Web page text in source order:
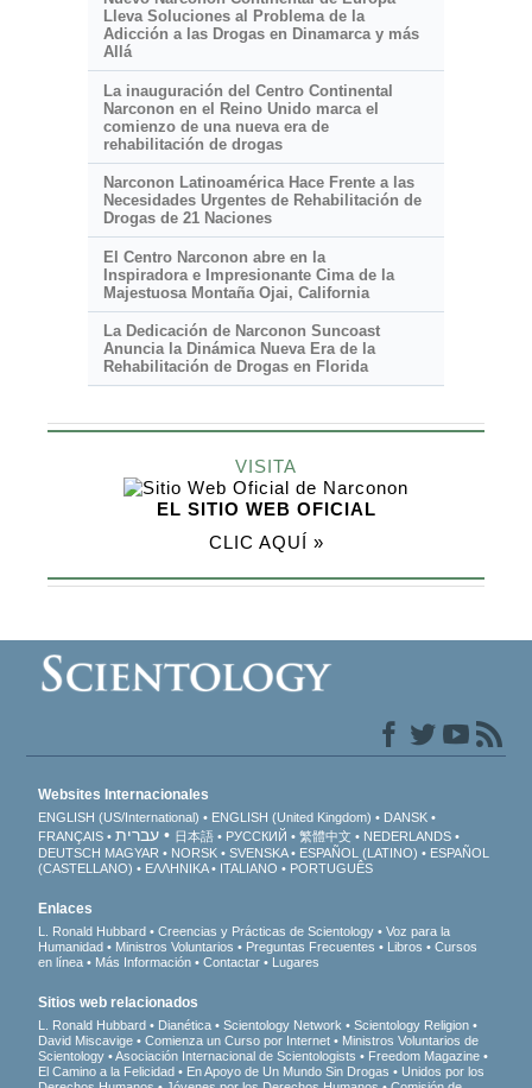
Lleva Soluciones al Problema de la
Adicción a las Drogas en Dinamarca y más
Allá
La inauguración del Centro Continental
Narconon en el Reino Unido marca el
comienzo de una nueva era de
rehabilitación de drogas
Narconon Latinoamérica Hace Frente a las
Necesidades Urgentes de Rehabilitación de
Drogas de 21 Naciones
El Centro Narconon abre en la
Inspiradora e ImpresionanteCima de la
Majestuosa Montaña Ojai, California
La Dedicación de Narconon Suncoast
Anuncia la Dinámica Nueva Era de la
Rehabilitación de Drogas en Florida
VISITA
EL SITIO WEB OFICIAL
CLIC AQUÍ »
Websites Internacionales
ENGLISH (US/International) ENGLISH (United Kingdom)
DANSK
FRANÇAIS
עברית 日本語 РУССКИЙ 繁體中文
NEDERLANDS
DEUTSCH MAGYAR NORSK SVENSKA ESPAÑOL (LATINO)
ESPAÑOL
(CASTELLANO)
ΕΛΛΗΝΙΚA ITALIANO PORTUGUÊS
Enlaces
L. Ronald Hubbard Creencias y Prácticas de Scientology
Voz para la
Humanidad
Ministros Voluntarios Preguntas Frecuentes Libros
Cursos
en línea
Más Información Contactar Lugares
Sitios web relacionados
L. Ronald Hubbard Dianética Scientology Network
Scientology Religion
David Miscavige
Comienza un Curso por Internet
Ministros Voluntarios de
Scientology
Asociación Internacional de Scientologists
Freedom Magazine
El Camino a la Felicidad
En Apoyo de Un Mundo Sin Drogas
Unidos por los